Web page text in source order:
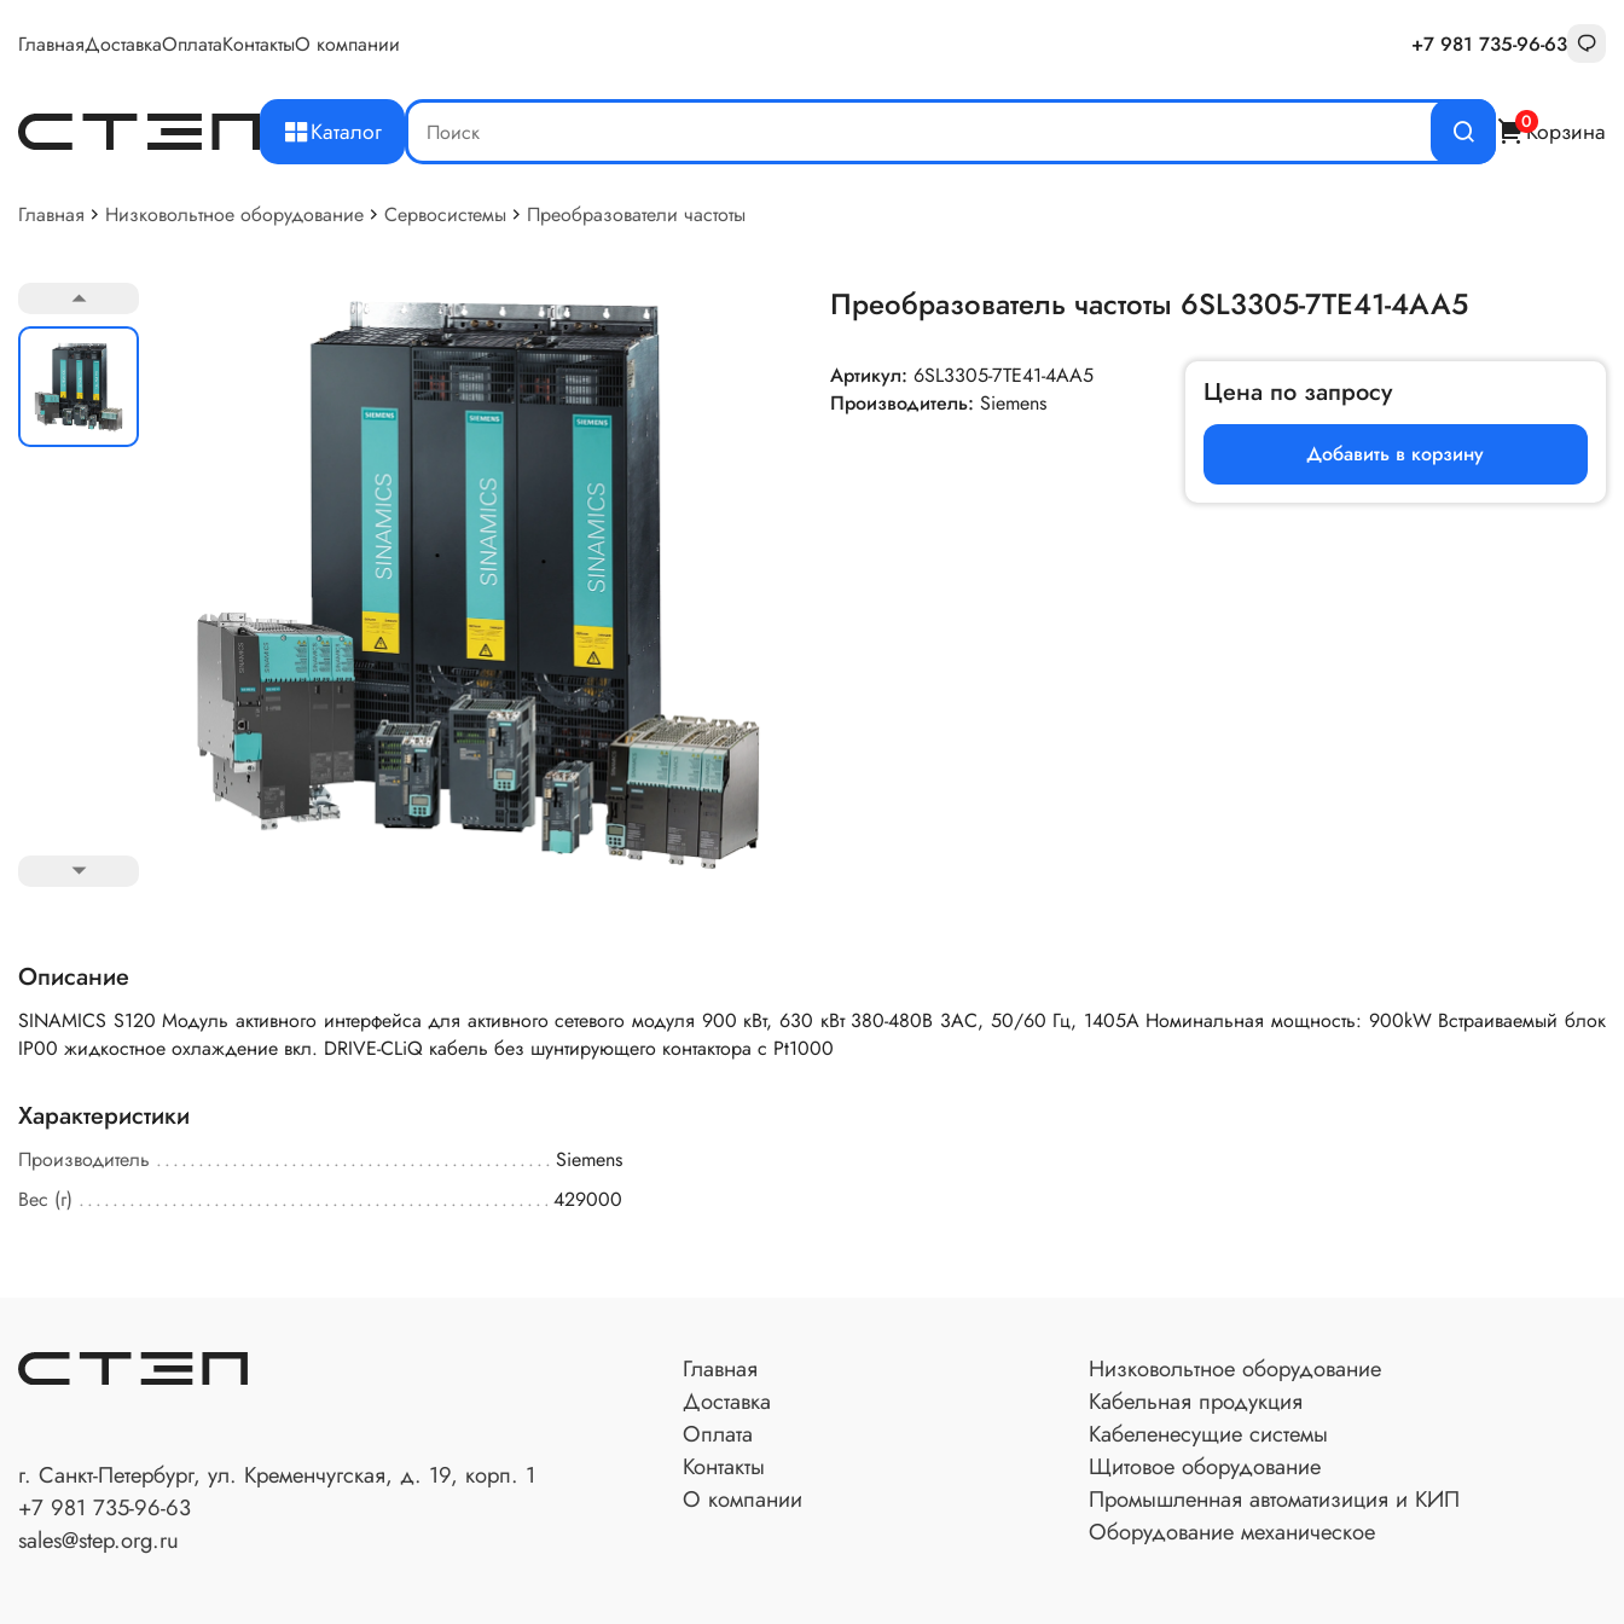
ГлавнаяДоставкаОплатаКонтактыО компании +7 981 735-96-63
Каталог 0Корзина
Главная Низковольтное оборудование Сервосистемы Преобразователи частоты
Преобразователь частоты 6SL3305-7TE41-4AA5
Артикул: 6SL3305-7TE41-4AA5
Производитель: Siemens Цена по запросу
Добавить в корзину
Описание
SINAMICS S120 Модуль активного интерфейса для активного сетевого модуля 900 кВт, 630 кВт 380-480В 3AC, 50/60 Гц, 1405A Номинальная мощность: 900kW Встраиваемый блок
IP00 жидкостное охлаждение вкл. DRIVE-CLiQ кабель без шунтирующего контактора с Pt1000
Характеристики
Производитель
Siemens
Вес (г)
429000
г. Санкт-Петербург, ул. Кременчугская, д. 19, корп. 1
+7 981 735-96-63
sales@step.org.ru
Главная
Доставка
Оплата
Контакты
О компании
Низковольтное оборудование
Кабельная продукция
Кабеленесущие системы
Щитовое оборудование
Промышленная автоматизиция и КИП
Оборудование механическое